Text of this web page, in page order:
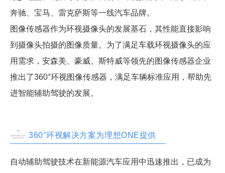
奔驰、宝马、雷克萨斯等一线汽车品牌。
图像传感器作为环视摄像头的发展基石，其性能直接影响
到摄像头拍摄的图像质量。为了满足车载环视摄像头的应
用需求，安森美、豪威、斯特威等领先的图像传感器企业
推出了360°环视图像传感器，满足车辆标准应用，帮助先
进智能辅助驾驶的发展。
360°环视解决方案为理想ONE提供
自动辅助驾驶技术在新能源汽车应用中迅速推出，已成为